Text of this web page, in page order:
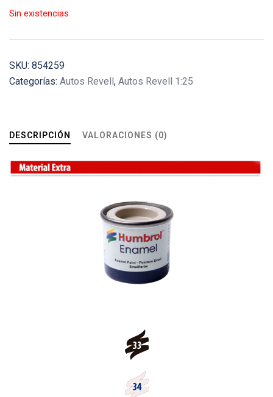
Sin existencias
SKU: 854259
Categorías: Autos Revell, Autos Revell 1:25
DESCRIPCIÓN VALORACIONES (0)